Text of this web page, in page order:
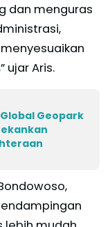
dan menguras
ujar Aris.
Global Geopark